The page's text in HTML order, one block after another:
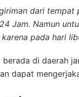
dari
Jam. Namun
pada hari
di daerah
dapat